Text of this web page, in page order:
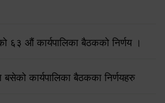
६३ औं कार्यपालिका बैठकको निर्णय ।
कार्यपालिका बैठकका निर्णयहरु